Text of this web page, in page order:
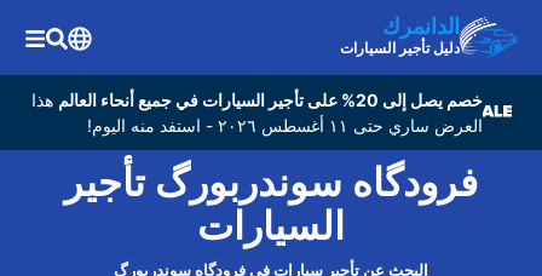
الدانمرك
دليل تأجير السيارات
خصم يصل إلى 20% على تأجير السيارات في جميع أنحاء العالم
هذا
العرض ساري حتى ١١ أغسطس ٢٠٢٦ - استفد منه اليوم!
فرودگاه سوندربورگ تأجير
السيارات
البحث عن تأجير سيارات في فرودگاه سوندربورگ